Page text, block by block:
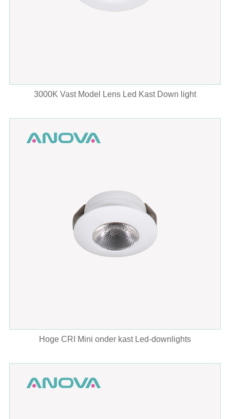
3000K Vast Model Lens Led Kast Down light
Hoge CRI Mini onder kast Led-downlights